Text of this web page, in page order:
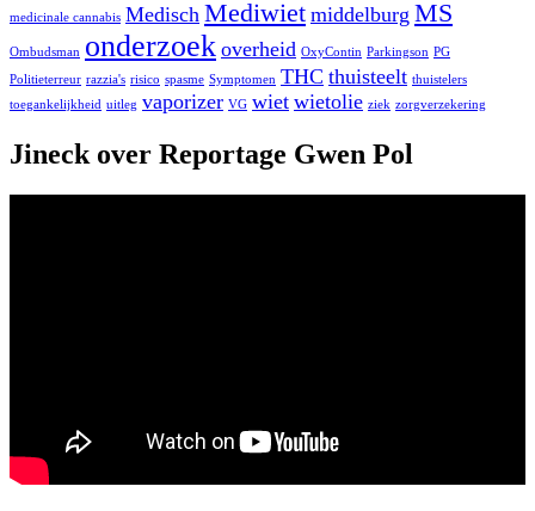
medicinale cannabis Medisch Mediwiet middelburg MS
Ombudsman onderzoek overheid OxyContin Parkingson PG
Politieterreur razzia's risico spasme Symptomen THC thuisteelt thuistelers
toegankelijkheid uitleg vaporizer VG wiet wietolie ziek zorgverzekering
Jineck over Reportage Gwen Pol